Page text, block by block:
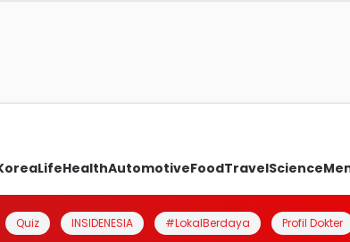
LifeHealthAutomotiveFoodTravelScience
Quiz INSIDENESIA #LokalBerdaya Profil Dokter